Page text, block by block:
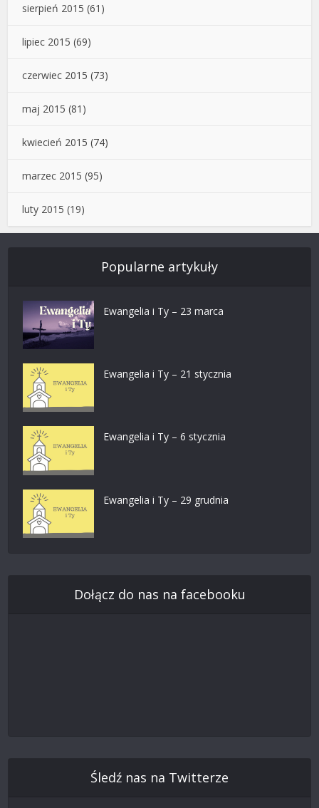
sierpień 2015 (61)
lipiec 2015 (69)
czerwiec 2015 (73)
maj 2015 (81)
kwiecień 2015 (74)
marzec 2015 (95)
luty 2015 (19)
Popularne artykuły
Ewangelia i Ty – 23 marca
Ewangelia i Ty – 21 stycznia
Ewangelia i Ty – 6 stycznia
Ewangelia i Ty – 29 grudnia
Dołącz do nas na facebooku
Śledź nas na Twitterze